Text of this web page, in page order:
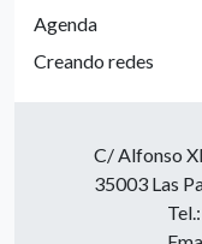
Agenda
Creando redes
C/ Alfonso
35003 Las